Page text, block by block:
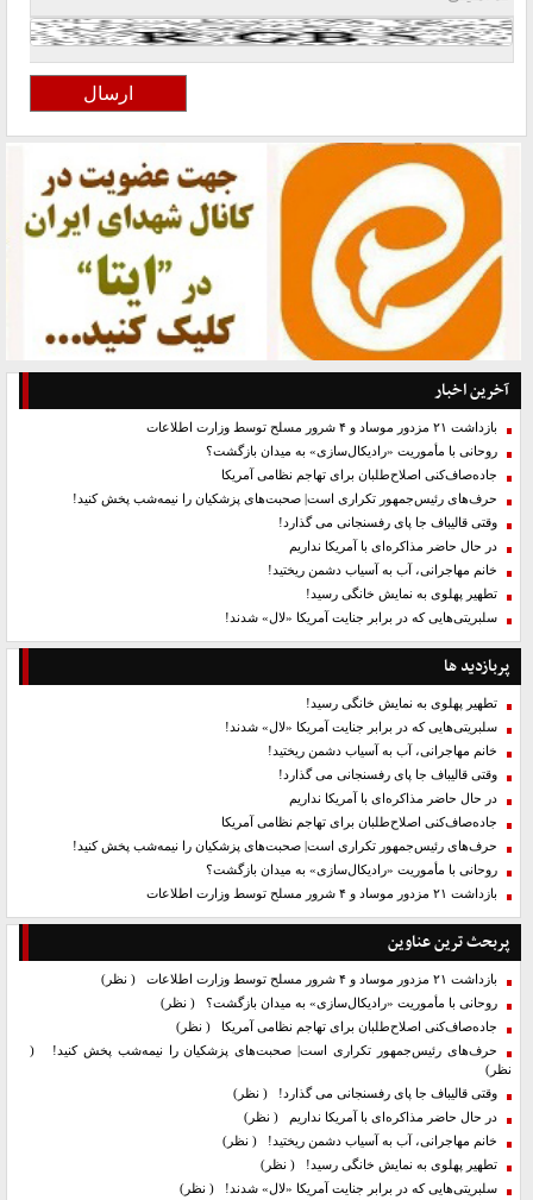
آخرین اخبار
بازداشت ۲۱ مزدور موساد و ۴ شرور مسلح توسط وزارت اطلاعات
روحانی با مأموریت «رادیکال‌سازی» به میدان بازگشت؟
جاده‌صاف‌کنی اصلاح‌طلبان برای تهاجم نظامی آمریکا
حرف‌های رئیس‌جمهور تکراری است| صحبت‌های پزشکیان را نیمه‌شب پخش کنید!
وقتی قالیباف جا پای رفسنجانی می گذارد!
در حال حاضر مذاکره‌ای با آمریکا نداریم
خانم مهاجرانی، آب به آسیاب دشمن ریختید!
تطهیر پهلوی به نمایش خانگی رسید!
سلبریتی‌هایی که در برابر جنایت آمریکا «لال» شدند!
پربازدید ها
تطهیر پهلوی به نمایش خانگی رسید!
سلبریتی‌هایی که در برابر جنایت آمریکا «لال» شدند!
خانم مهاجرانی، آب به آسیاب دشمن ریختید!
وقتی قالیباف جا پای رفسنجانی می گذارد!
در حال حاضر مذاکره‌ای با آمریکا نداریم
جاده‌صاف‌کنی اصلاح‌طلبان برای تهاجم نظامی آمریکا
حرف‌های رئیس‌جمهور تکراری است| صحبت‌های پزشکیان را نیمه‌شب پخش کنید!
روحانی با مأموریت «رادیکال‌سازی» به میدان بازگشت؟
بازداشت ۲۱ مزدور موساد و ۴ شرور مسلح توسط وزارت اطلاعات
پربحث ترین عناوین
بازداشت ۲۱ مزدور موساد و ۴ شرور مسلح توسط وزارت اطلاعات
( نظر)
روحانی با مأموریت «رادیکال‌سازی» به میدان بازگشت؟ ( نظر)
جاده‌صاف‌کنی اصلاح‌طلبان برای تهاجم نظامی آمریکا
( نظر)
حرف‌های رئیس‌جمهور تکراری است| صحبت‌های پزشکیان را نیمه‌شب پخش کنید!
(
نظر)
وقتی قالیباف جا پای رفسنجانی می گذارد! ( نظر)
در حال حاضر مذاکره‌ای با آمریکا نداریم
( نظر)
خانم مهاجرانی، آب به آسیاب دشمن ریختید! ( نظر)
تطهیر پهلوی به نمایش خانگی رسید! ( نظر)
سلبریتی‌هایی که در برابر جنایت آمریکا «لال» شدند! ( نظر)